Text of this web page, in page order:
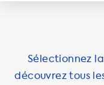
Sélectionnez
découvrez tous